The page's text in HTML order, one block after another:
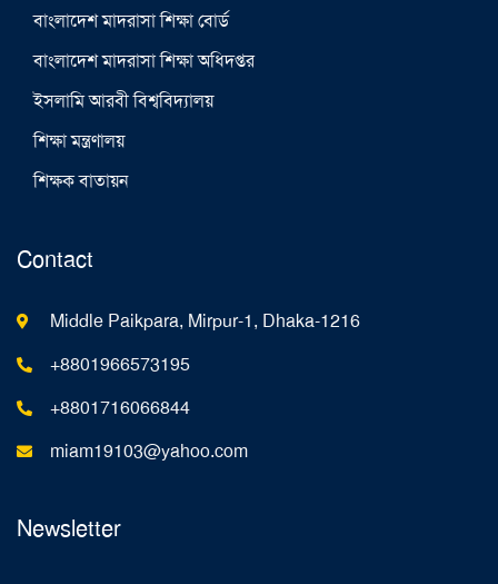
বাংলাদেশ মাদরাসা শিক্ষা বোর্ড
বাংলাদেশ মাদরাসা শিক্ষা অধিদপ্তর
ইসলামি আরবী বিশ্ববিদ্যালয়
শিক্ষা মন্ত্রণালয়
শিক্ষক বাতায়ন
Contact
Middle Paikpara, Mirpur-1, Dhaka-1216
+8801966573195
+8801716066844
miam19103@yahoo.com
Newsletter